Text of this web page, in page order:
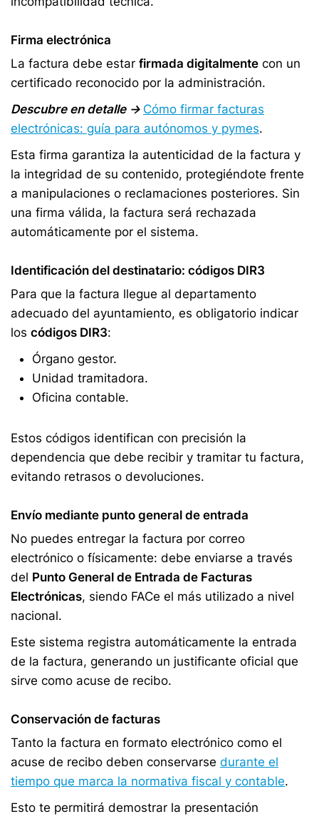
Firma electrónica
La factura debe estar firmada digitalmente con un
certificado reconocido por la administración.
Descubre en detalle → Cómo firmar facturas
electrónicas: guía para autónomos y pymes.
Esta firma garantiza la autenticidad de la factura y
la integridad de su contenido, protegiéndote frente
a manipulaciones o reclamaciones posteriores. Sin
una firma válida, la factura será rechazada
automáticamente por el sistema.
Identificación del destinatario: códigos DIR3
Para que la factura llegue al departamento
adecuado del ayuntamiento, es obligatorio indicar
los códigos DIR3:
Órgano gestor.
Unidad tramitadora.
Oficina contable.
Estos códigos identifican con precisión la
dependencia que debe recibir y tramitar tu factura,
evitando retrasos o devoluciones.
Envío mediante punto general de entrada
No puedes entregar la factura por correo
electrónico o físicamente: debe enviarse a través
del Punto General de Entrada de Facturas
Electrónicas, siendo FACe el más utilizado a nivel
nacional.
Este sistema registra automáticamente la entrada
de la factura, generando un justificante oficial que
sirve como acuse de recibo.
Conservación de facturas
Tanto la factura en formato electrónico como el
acuse de recibo deben conservarse durante el
tiempo que marca la normativa fiscal y contable.
Esto te permitirá demostrar la presentación